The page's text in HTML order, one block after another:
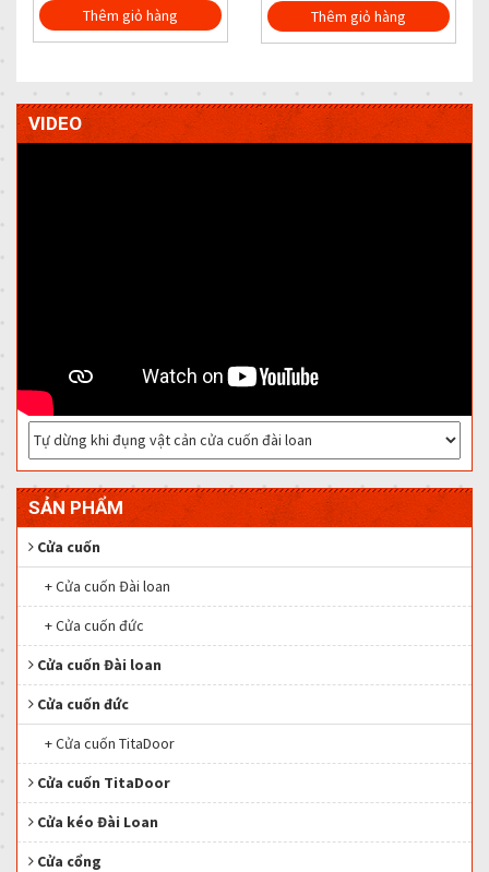
Thêm giỏ hàng Thêm giỏ hàng
VIDEO
SẢN PHẨM
Cửa cuốn
+ Cửa cuốn Đài loan
+ Cửa cuốn đức
Cửa cuốn Đài loan
Cửa cuốn đức
+ Cửa cuốn TitaDoor
Cửa cuốn TitaDoor
Cửa kéo Đài Loan
Cửa cổng